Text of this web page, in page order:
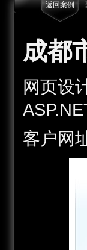
返回案例聚
成都
网页设
客户网